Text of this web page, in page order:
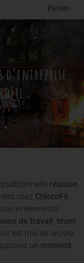
Panier
d’entreprise
réunion
chez ChloroFil
évènements
de travail, team
est mis en œuvre
passiez un moment